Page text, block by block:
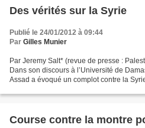
Des vérités sur la Syrie
Publié le 24/01/2012 à 09:44
Par Gilles Munier
Par Jeremy Salt* (revue de presse :
Dans son discours à l’Université de
Assad a évoqué un complot contre la
Course contre la montre